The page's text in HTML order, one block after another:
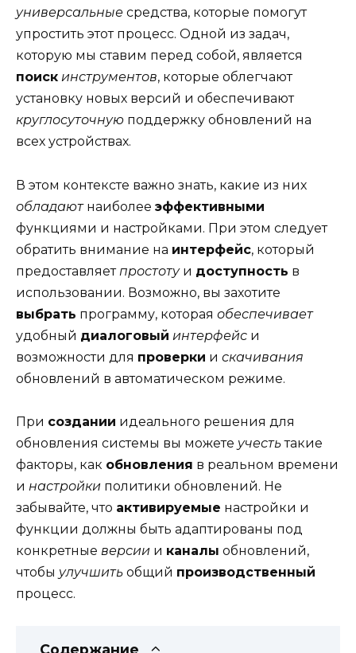
универсальные средства, которые помогут
упростить этот процесс. Одной из задач,
которую мы ставим перед собой, является
поиск инструментов, которые облегчают
установку новых версий и обеспечивают
круглосуточную поддержку обновлений на
всех устройствах.
В этом контексте важно знать, какие из них
обладаютнаиболее эффективными
функциями и настройками. При этом следует
обратить внимание на интерфейс, который
предоставляет простотуи доступность в
использовании. Возможно, вы захотите
выбрать программу, которая обеспечивает
удобный диалоговый интерфейс и
возможности для проверки и скачивания
обновлений в автоматическом режиме.
При создании идеального решения для
обновления системы вы можете учестьтакие
факторы, как обновления в реальном времени
и настройки политики обновлений. Не
забывайте, что активируемые настройки и
функции должны быть адаптированы под
конкретные версии и каналы обновлений,
чтобы улучшить общий производственный
процесс.
Содержание